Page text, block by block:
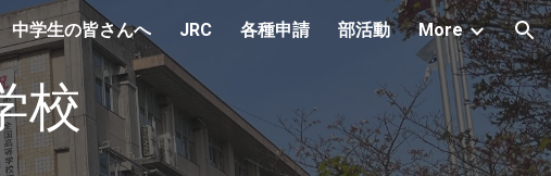
navigation
中学生の皆さんへ JRC 各種申請 部活動 More
校